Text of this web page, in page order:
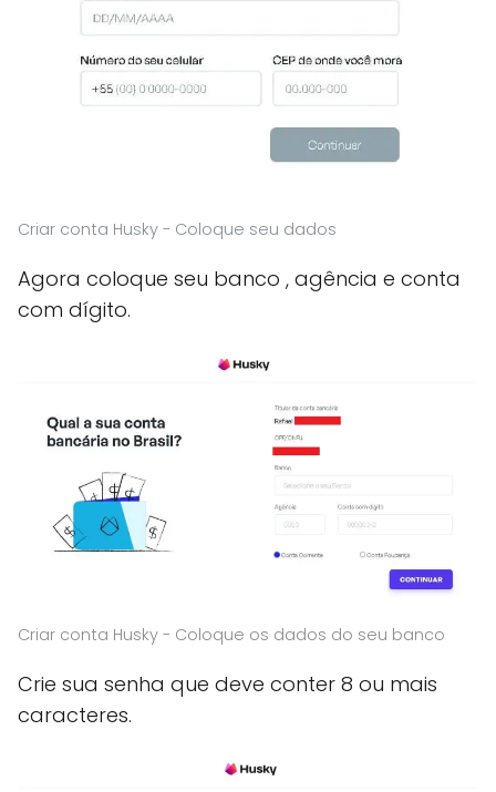
Criar conta Husky - Coloque seu dados
Agora coloque seu banco , agência e conta
com dígito.
Criar conta Husky - Coloque os dados do seu banco
Crie sua senha que deve conter 8 ou mais
caracteres.